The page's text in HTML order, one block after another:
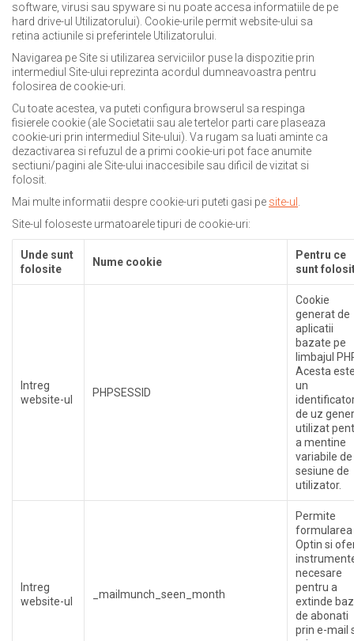
software, virusi sau spyware si nu poate accesa informatiile de pe
hard drive-ul Utilizatorului). Cookie-urile permit website-ului sa
retina actiunile si preferintele Utilizatorului.
Navigarea pe Site si utilizarea serviciilor puse la dispozitie prin
intermediul Site-ului reprezinta acordul dumneavoastra pentru
folosirea de cookie-uri.
Cu toate acestea, va puteti configura browserul sa respinga
fisierele cookie (ale Societatii sau ale tertelor parti care plaseaza
cookie-uri prin intermediul Site-ului). Va rugam sa luati aminte ca
dezactivarea si refuzul de a primi cookie-uri pot face anumite
sectiuni/pagini ale Site-ului inaccesibile sau dificil de vizitat si
folosit.
Mai multe informatii despre cookie-uri puteti gasi pe site-ul
Site-ul foloseste urmatoarele tipuri de cookie-uri:
Unde sunt
folosite
Nume cookie
Pentru ce
sunt
Intreg
website-ul
PHPSESSID
Cookie
generat de
aplicatii
bazate pe
limbajul
Acesta
un
de uz
utilizat
a mentine
variabile de
sesiune de
utilizator.
Intreg
website-ul
_mailmunch_seen_month
Permite
formularea
Optin si
necesare
pentru a
extinde
de abonati
prin e-mail